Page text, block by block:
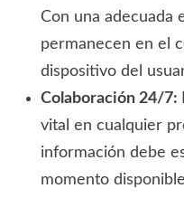
Con una adecuada
permanecen en el
dispositivo del
Colaboración 24/7:
vital en cualquier
información debe
momento